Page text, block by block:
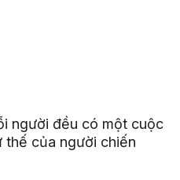
người đều có một cuộc
thế của người chiến